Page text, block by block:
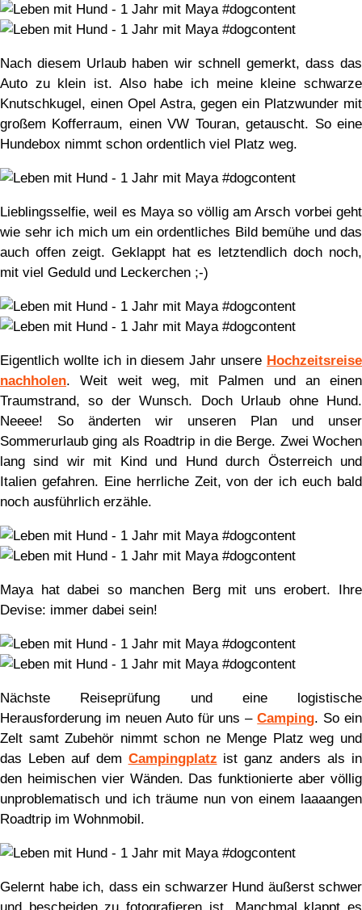
Nach diesem Urlaub haben wir schnell gemerkt, dass das
Auto zu klein ist. Also habe ich meine kleine schwarze
Knutschkugel, einen Opel Astra, gegen ein Platzwunder mit
großem Kofferraum, einen VW Touran, getauscht. So eine
Hundebox nimmt schon ordentlich viel Platz weg.
Lieblingsselfie, weil es Maya so völlig am Arsch vorbei geht
wie sehr ich mich um ein ordentliches Bild bemühe und das
auch offen zeigt. Geklappt hat es letztendlich doch noch,
mit viel Geduld und Leckerchen ;-)
Eigentlich wollte ich in diesem Jahr unsere Hochzeitsreise
nachholen. Weit weit weg, mit Palmen und an einen
Traumstrand, so der Wunsch. Doch Urlaub ohne Hund.
Neeee! So änderten wir unseren Plan und unser
Sommerurlaub ging als Roadtrip in die Berge. Zwei Wochen
lang sind wir mit Kind und Hund durch Österreich und
Italien gefahren. Eine herrliche Zeit, von der ich euch bald
noch ausführlich erzähle.
Maya hat dabei so manchen Berg mit uns erobert. Ihre
Devise: immer dabei sein!
Nächste Reiseprüfung und eine logistische
Herausforderung im neuen Auto für uns –Camping. So ein
Zelt samt Zubehör nimmt schon ne Menge Platz weg und
das Leben auf dem Campingplatz ist ganz anders als in
den heimischen vier Wänden. Das funktionierte aber völlig
unproblematisch und ich träume nun von einem laaaangen
Roadtrip im Wohnmobil.
Gelernt habe ich, dass ein schwarzer Hund äußerst schwer
und bescheiden zu fotografieren ist. Manchmal klappt es